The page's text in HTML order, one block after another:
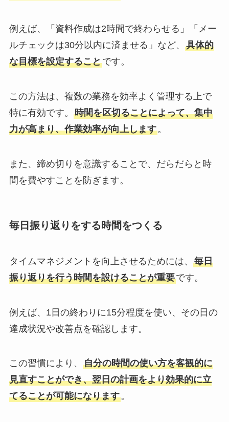
例えば、「資料作成は2時間で終わらせる」「メー
ルチェックは30分以内に済ませる」など、 具体的
な目標を設定することです。
この方法は、複数の業務を効率よく管理する上で
特に有効です。 時間を区切ることによって、集中
力が高まり、作業効率が向上します。
また、締め切りを意識することで、だらだらと時
間を費やすことを防ぎます。
毎日振り返りをする時間をつくる
タイムマネジメントを向上させるためには、 毎日
振り返りを行う時間を設けることが重要です。
例えば、1日の終わりに15分程度を使い、その日の
達成状況や改善点を確認します。
この習慣により、 自分の時間の使い方を客観的に
見直すことができ、翌日の計画をより効果的に立
てることが可能になります。